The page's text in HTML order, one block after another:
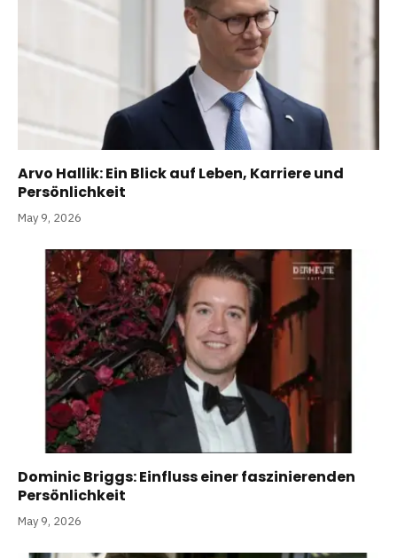
Arvo Hallik: Ein Blick auf Leben, Karriere und
Persönlichkeit
May 9, 2026
Dominic Briggs: Einfluss einer faszinierenden
Persönlichkeit
May 9, 2026